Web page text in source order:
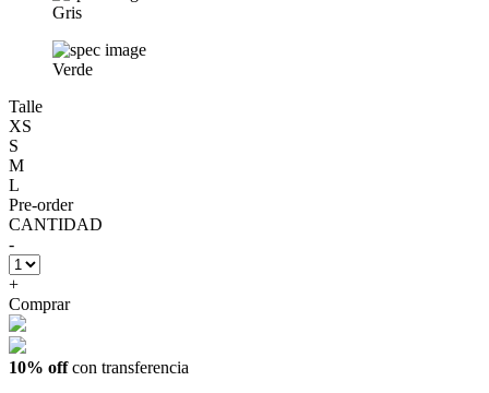
Gris
Verde
Talle
XS
S
M
L
Pre-order
CANTIDAD
-
+
Comprar
10% offcon transferencia